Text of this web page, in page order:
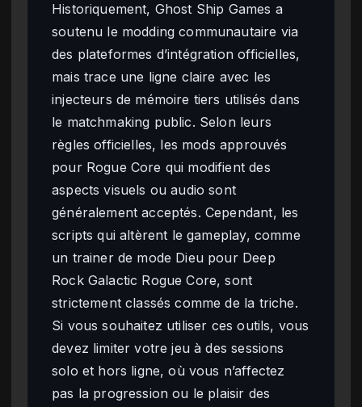
Historiquement, Ghost Ship Games a
soutenu le modding communautaire via
des plateformes d’intégration officielles,
mais trace une ligne claire avec les
injecteurs de mémoire tiers utilisés dans
le matchmaking public. Selon leurs
règles officielles, les mods approuvés
pour Rogue Core qui modifient des
aspects visuels ou audio sont
généralement acceptés. Cependant, les
scripts qui altèrent le gameplay, comme
un trainer de mode Dieu pour Deep
Rock Galactic Rogue Core, sont
strictement classés comme de la triche.
Si vous souhaitez utiliser ces outils, vous
devez limiter votre jeu à des sessions
solo et hors ligne, où vous n’affectez
pas la progression ou le plaisir des